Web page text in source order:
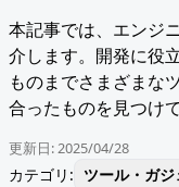
本記事では、エンジ
介します。開発に役
ものまでさまざまな
合ったものを見つけ
更新日:2025/04/28
カテゴリ: ツール・ガジ